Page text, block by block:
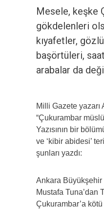
Mesele, keşke
gökdelenleri
kıyafetler,
başörtüleri,
arabalar da
Milli Gazete yazarı
“Çukurambar
Yazısının bir
ve ‘kibir abidesi’
şunları yazdı:
Ankara Büyükşehir
Mustafa Tuna’dan
Çukurambar’a